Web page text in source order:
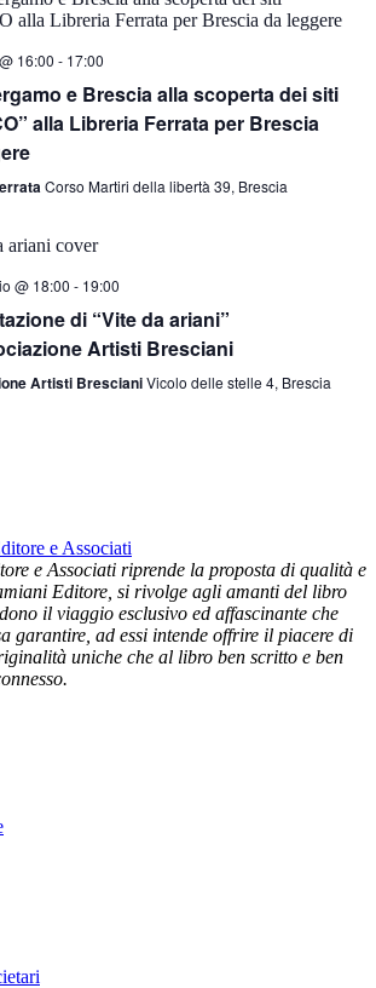
16:00 - 17:00
e Brescia alla scoperta dei siti
alla Libreria Ferrata per Brescia
Corso Martiri della libertà 39, Brescia
@ 18:00 - 19:00
di “Vite da ariani”
Artisti Bresciani
Artisti BrescianiVicolo delle stelle 4, Brescia
e Associati riprende la proposta di qualità e
Editore, si rivolge agli amanti del libro
il viaggio esclusivo ed affascinante che
garantire, ad essi intende offrire il piacere di
uniche che al libro ben scritto e ben